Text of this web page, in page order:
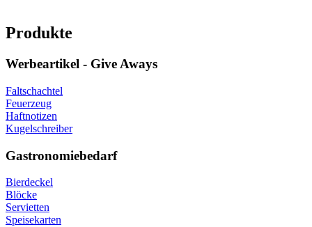
Produkte
Werbeartikel - Give Aways
Faltschachtel
Feuerzeug
Haftnotizen
Kugelschreiber
Gastronomiebedarf
Bierdeckel
Blöcke
Servietten
Speisekarten